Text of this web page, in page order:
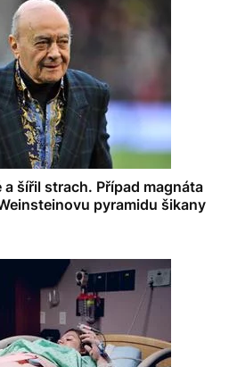
šířil strach. Případ magnáta
pyramidu šikany